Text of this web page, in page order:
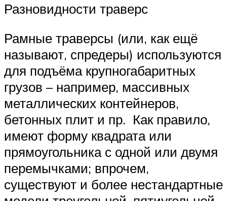
Разновидности траверс
Рамные траверсы (или, как ещё
называют, спредеры) используются
для подъёма крупногабаритных
грузов – например, массивных
металлических контейнеров,
бетонных плит и пр. Как правило,
имеют форму квадрата или
прямоугольника с одной или двумя
перемычками; впрочем,
существуют и более нестандартные